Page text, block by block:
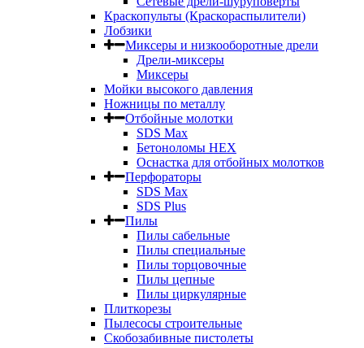
Краскопульты (Краскораспылители)
Лобзики
Миксеры и низкооборотные дрели
Дрели-миксеры
Миксеры
Мойки высокого давления
Ножницы по металлу
Отбойные молотки
SDS Max
Бетоноломы HEX
Оснастка для отбойных молотков
Перфораторы
SDS Max
SDS Plus
Пилы
Пилы сабельные
Пилы специальные
Пилы торцовочные
Пилы цепные
Пилы циркулярные
Плиткорезы
Пылесосы строительные
Скобозабивные пистолеты